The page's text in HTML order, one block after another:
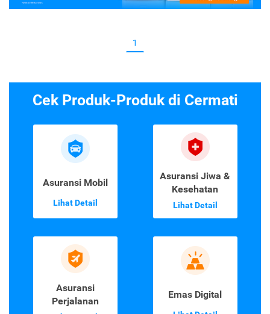
1
Cek Produk-Produk di Cermati
Asuransi Mobil
Lihat Detail
Asuransi Jiwa &
Kesehatan
Lihat Detail
Asuransi
Perjalanan
Emas Digital